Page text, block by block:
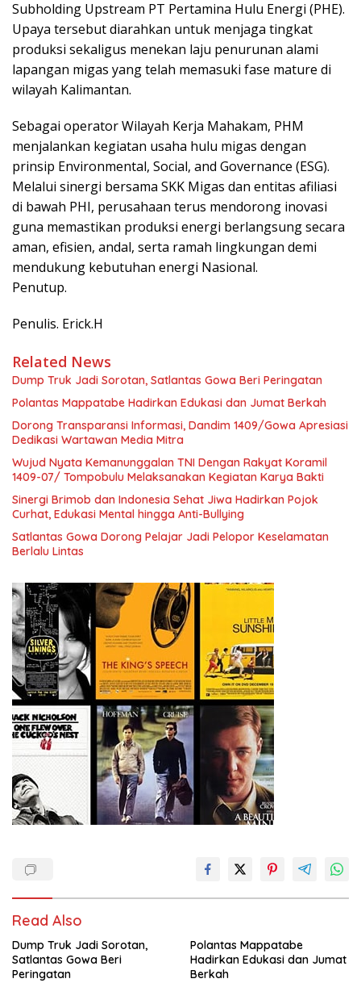
Subholding Upstream PT Pertamina Hulu Energi (PHE).
Upaya tersebut diarahkan untuk menjaga tingkat
produksi sekaligus menekan laju penurunan alami
lapangan migas yang telah memasuki fase mature di
wilayah Kalimantan.
Sebagai operator Wilayah Kerja Mahakam, PHM
menjalankan kegiatan usaha hulu migas dengan
prinsip Environmental, Social, and Governance (ESG).
Melalui sinergi bersama SKK Migas dan entitas afiliasi
di bawah PHI, perusahaan terus mendorong inovasi
guna memastikan produksi energi berlangsung secara
aman, efisien, andal, serta ramah lingkungan demi
mendukung kebutuhan energi Nasional.
Penutup.
Penulis. Erick.H
Related News
Dump Truk Jadi Sorotan, Satlantas Gowa Beri Peringatan
Polantas Mappatabe Hadirkan Edukasi dan Jumat Berkah
Dorong Transparansi Informasi, Dandim 1409/Gowa Apresiasi
Dedikasi Wartawan Media Mitra
Wujud Nyata Kemanunggalan TNI Dengan Rakyat Koramil
1409-07/ Tompobulu Melaksanakan Kegiatan Karya Bakti
Sinergi Brimob dan Indonesia Sehat Jiwa Hadirkan Pojok
Curhat, Edukasi Mental hingga Anti-Bullying
Satlantas Gowa Dorong Pelajar Jadi Pelopor Keselamatan
Berlalu Lintas
Read Also
Dump Truk Jadi Sorotan,
Satlantas Gowa Beri
Peringatan
Polantas Mappatabe
Hadirkan Edukasi dan Jumat
Berkah